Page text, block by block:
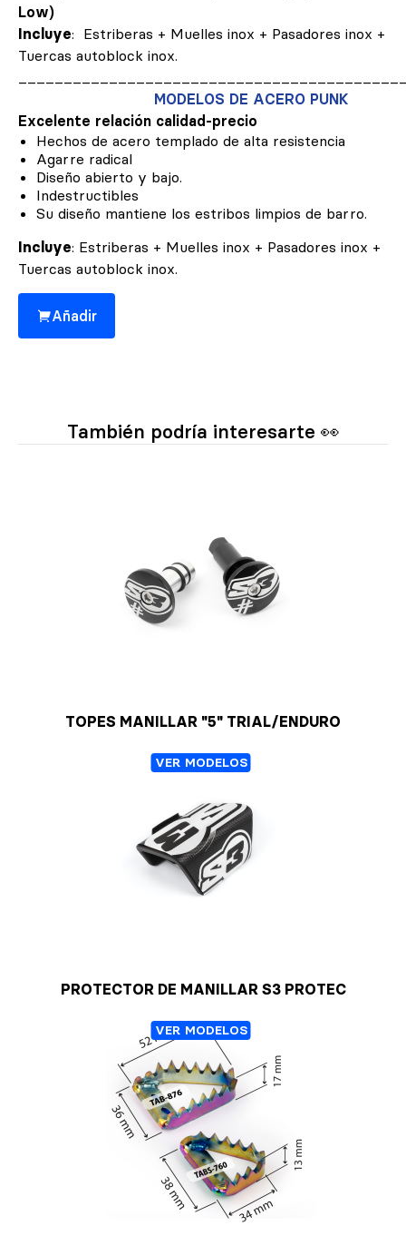
Low)
Incluye: Estriberas + Muelles inox + Pasadores inox +
Tuercas autoblock inox.
MODELOS DE ACERO PUNK
Excelente relación calidad-precio
Hechos de acero templado de alta resistencia
Agarre radical
Diseño abierto y bajo.
Indestructibles
Su diseño mantiene los estribos limpios de barro.
Incluye: Estriberas + Muelles inox + Pasadores inox +
Tuercas autoblock inox.
Añadir
También podría interesarte 👀
TOPES MANILLAR "5" TRIAL/ENDURO
VER MODELOS
PROTECTOR DE MANILLAR S3 PROTEC
VER MODELOS